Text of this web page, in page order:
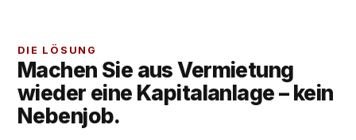
DIE LÖSUNG
Machen Sie aus Vermietung
wieder eine Kapitalanlage – kein
Nebenjob.